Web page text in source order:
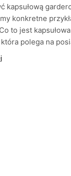
kapsułową
konkretne
to jest
polega na